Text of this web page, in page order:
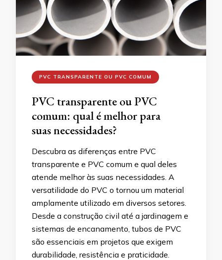
PVC TRANSPARENTE OU PVC COMUM
PVC transparente ou PVC
comum: qual é melhor para
suas necessidades?
Descubra as diferenças entre PVC
transparente e PVC comum e qual deles
atende melhor às suas necessidades. A
versatilidade do PVC o tornou um material
amplamente utilizado em diversos setores.
Desde a construção civil até a jardinagem e
sistemas de encanamento, tubos de PVC
são essenciais em projetos que exigem
durabilidade, resistência e praticidade.